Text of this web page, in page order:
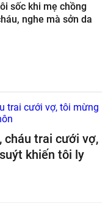
sốc khi mẹ chồng
nghe mà sởn da
cháu trai cưới vợ,
khiến tôi ly